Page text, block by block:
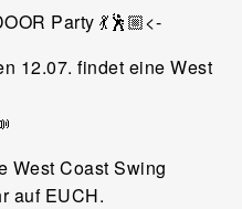
Party 💃🕺🏼<-
12.07. findet eine West
West Coast Swing
auf EUCH.